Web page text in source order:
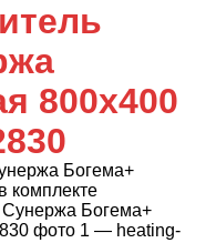
800x400
Богема+
комплекте